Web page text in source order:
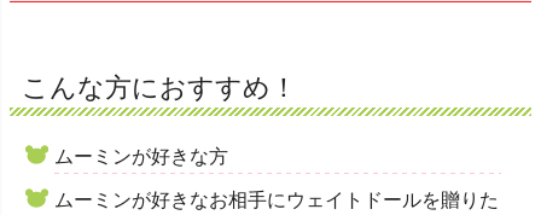
こんな方におすすめ！
ムーミンが好きな方
ムーミンが好きなお相手にウェイトドールを贈りた